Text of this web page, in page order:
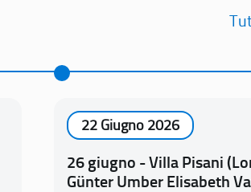
22 Giugno 2026
26 giugno - Villa Pisani
Günter Umber Elisabeth